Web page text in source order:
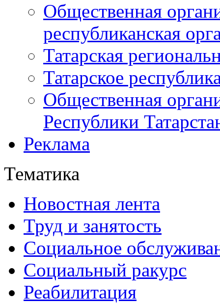
Общественная
республиканская
Татарская
Татарское
Общественная
Республики
Реклама
Тематика
Новостная лента
Труд и занятость
Социальное
Социальный ракурс
Реабилитация